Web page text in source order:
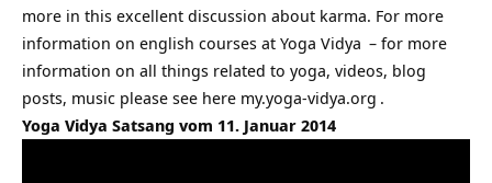
more in this excellent discussion about karma. For more
information on english courses at Yoga Vidya – for more
information on all things related to yoga, videos, blog
posts, music please see here my.yoga-vidya.org .
Yoga Vidya Satsang vom 11. Januar 2014